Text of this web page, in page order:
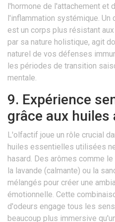
l'hormone de l'attachement et
l'inflammation systémique.
est un corps plus résistant
par sa nature holistique, agit
naturel de vos défenses
les périodes de transition
mentale.
9. Expérience
grâce aux
L'olfactif joue un rôle crucial
huiles essentielles utilisées
hasard. Des arômes comme
la lavande (calmante) ou la
mélangés pour créer une
émotionnelle. Cette
d'odeurs engage tous les
beaucoup plus immersive